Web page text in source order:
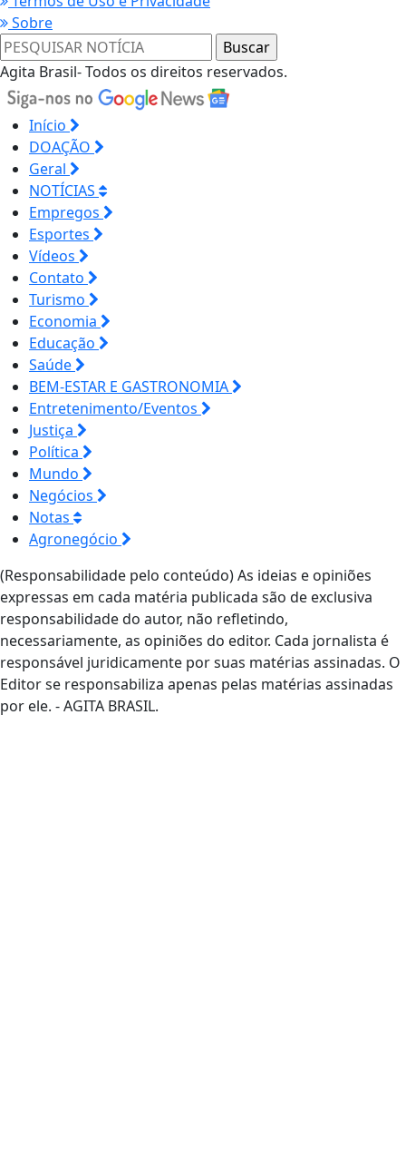
Sobre
Agita Brasil- Todos os direitos reservados.
Início
DOAÇÃO
Geral
NOTÍCIAS
Empregos
Esportes
Vídeos
Contato
Turismo
Economia
Educação
Saúde
BEM-ESTAR E GASTRONOMIA
Entretenimento/Eventos
Justiça
Política
Mundo
Negócios
Notas
Agronegócio
(Responsabilidade pelo conteúdo) As ideias e opiniões
expressas em cada matéria publicada são de exclusiva
responsabilidade do autor, não refletindo,
necessariamente, as opiniões do editor. Cada jornalista é
responsável juridicamente por suas matérias assinadas. O
Editor se responsabiliza apenas pelas matérias assinadas
por ele. - AGITA BRASIL.